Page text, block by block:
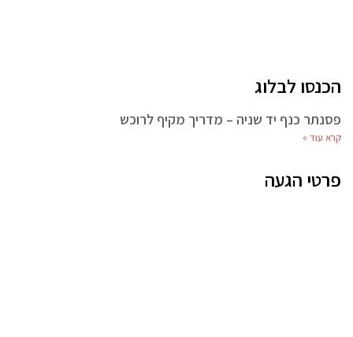
הכנסו לבלוג
פסנתר כנף יד שניה – מדריך מקיף לרוכש
קרא עוד »
פרטי הגעה